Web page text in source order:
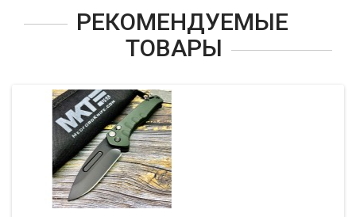
РЕКОМЕНДУЕМЫЕ
ТОВАРЫ